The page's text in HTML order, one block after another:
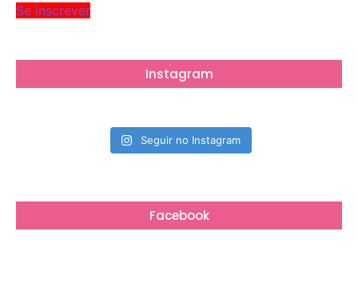
Se inscrever
Instagram
Seguir no Instagram
Facebook